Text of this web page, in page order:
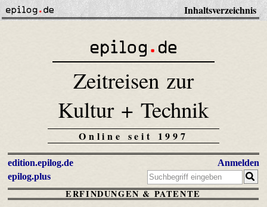
Inhaltsverzeichnis
Zeitreisen zur
Kultur + Technik
Online seit 1997
edition.epilog.de
epilog.plus
Anmelden
ERFINDUNGEN & PATENTE